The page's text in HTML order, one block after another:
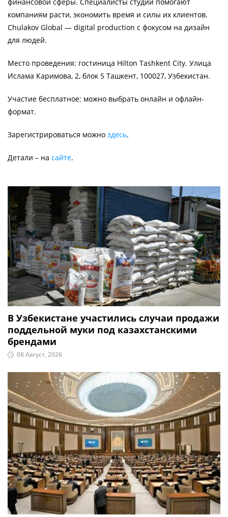
компаниям расти, экономить время и силы их клиентов.
Chulakov Global — digital production c фокусом на дизайн
для людей.
Место проведения: гостиница Hilton Tashkent City. Улица
Ислама Каримова, 2, блок 5 Ташкент, 100027, Узбекистан.
Участие бесплатное: можно выбрать онлайн и офлайн-
формат.
Зарегистрироваться можно здесь.
Детали – на сайте.
В Узбекистане участились случаи продажи
поддельной муки под казахстанскими
брендами
08 Август, 2026